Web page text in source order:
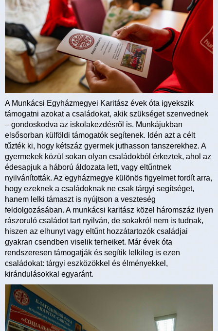
A Munkácsi Egyházmegyei Karitász évek óta igyekszik
támogatni azokat a családokat, akik szükséget szenvednek
– gondoskodva az iskolakezdésről is. Munkájukban
elsősorban külföldi támogatók segítenek. Idén azt a célt
tűzték ki, hogy kétszáz gyermek juthasson tanszerekhez. A
gyermekek közül sokan olyan családokból érkeztek, ahol az
édesapjuk a háború áldozata lett, vagy eltűntnek
nyilvánították. Az egyházmegye különös figyelmet fordít arra,
hogy ezeknek a családoknak ne csak tárgyi segítséget,
hanem lelki támaszt is nyújtson a veszteség
feldolgozásában. A munkácsi karitász közel háromszáz ilyen
rászoruló családot tart nyilván, de sokakról nem is tudnak,
hiszen az elhunyt vagy eltűnt hozzátartozók családjai
gyakran csendben viselik terheiket. Már évek óta
rendszeresen támogatják és segítik lelkileg is ezen
családokat: tárgyi eszközökkel és élményekkel,
kirándulásokkal egyaránt.